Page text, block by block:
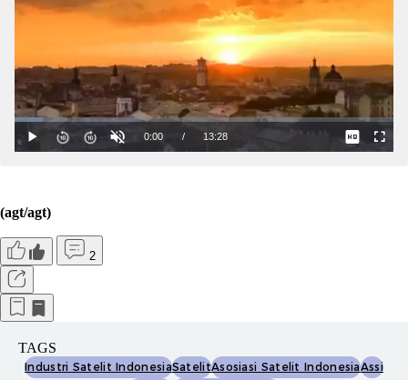
(agt/agt)
2
TAGS
Industri Satelit IndonesiaSatelitAsosiasi Satelit IndonesiaAssi